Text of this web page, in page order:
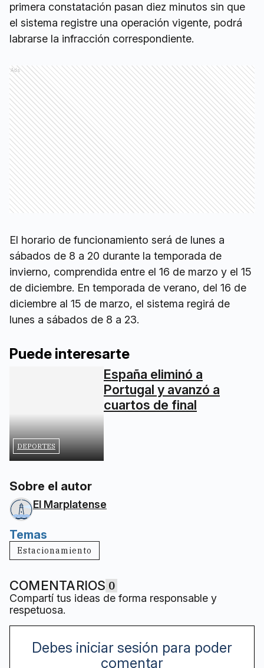
primera constatación pasan diez minutos sin que
el sistema registre una operación vigente, podrá
labrarse la infracción correspondiente.
Ads
El horario de funcionamiento será de lunes a
sábados de 8 a 20 durante la temporada de
invierno, comprendida entre el 16 de marzo y el 15
de diciembre. En temporada de verano, del 16 de
diciembre al 15 de marzo, el sistema regirá de
lunes a sábados de 8 a 23.
Puede interesarte
DEPORTES
España eliminó a
Portugal y avanzó a
cuartos de final
Sobre el autor
El Marplatense
Temas
Estacionamiento
COMENTARIOS 0
Compartí tus ideas de forma responsable y
respetuosa.
Debes iniciar sesión para poder
comentar